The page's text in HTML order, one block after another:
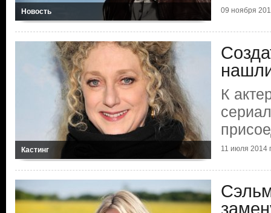
Новость 09 ноября
Кастинг
К
11 июля 2014